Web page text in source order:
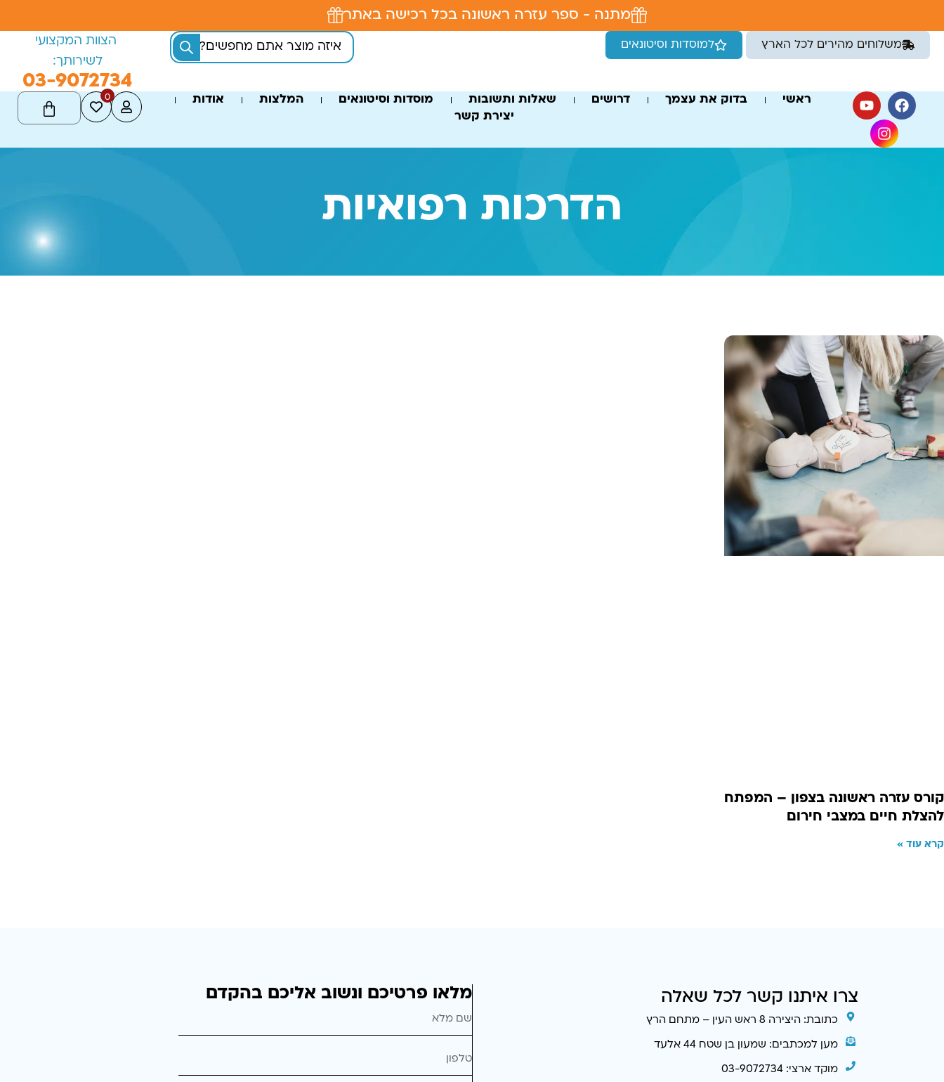
מתנה - ספר עזרה ראשונה בכל רכישה באתר
משלוחים מהירים לכל הארץ למוסדות וסיטונאים
הצוות המקצועי
לשירותך:
03-9072734
ראשי בדוק את עצמך דרושים שאלות ותשובות מוסדות וסיטונאים המלצות
אודות
יצירת קשר
0
הדרכות רפואיות
קורס עזרה ראשונה בצפון – המפתח
להצלת חיים במצבי חירום
קרא עוד »
צרו איתנו קשר לכל שאלה
כתובת: היצירה 8 ראש העין – מתחם הרץ
מען למכתבים: שמעון בן שטח 44 אלעד
מוקד ארצי: 03-9072734
מלאו פרטיכם ונשוב אליכם בהקדם